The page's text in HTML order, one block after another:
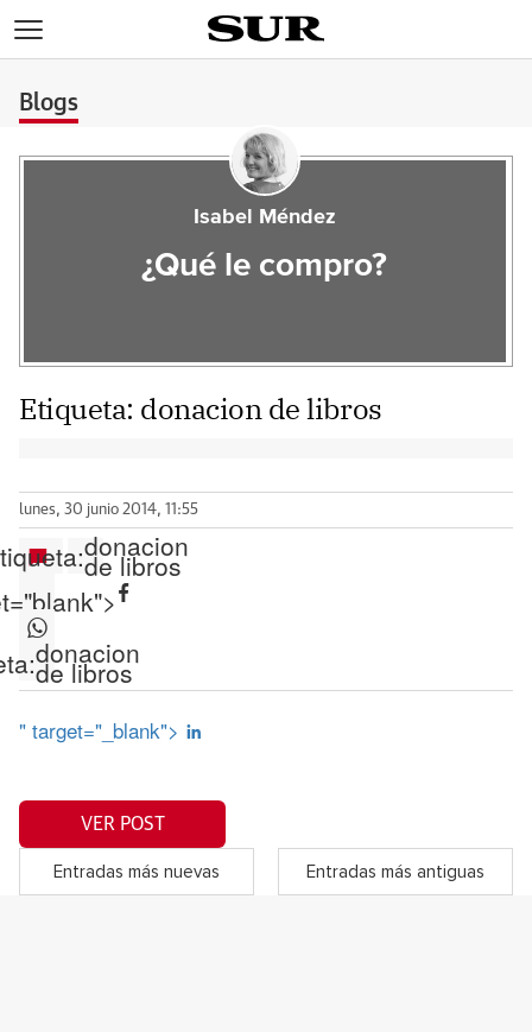
Blogs
Isabel Méndez
¿Qué le compro?
Etiqueta: donacion de libros
lunes, 30 junio 2014, 11:55
donacion
de libros
donacion
de libros
" target="_blank">
VER POST
Entradas más nuevas Entradas más antiguas